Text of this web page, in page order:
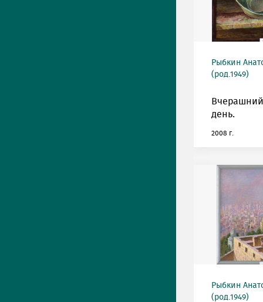
Рыбкин
(род.1949)
день.
2008 г.
Рыбкин
(род.1949)